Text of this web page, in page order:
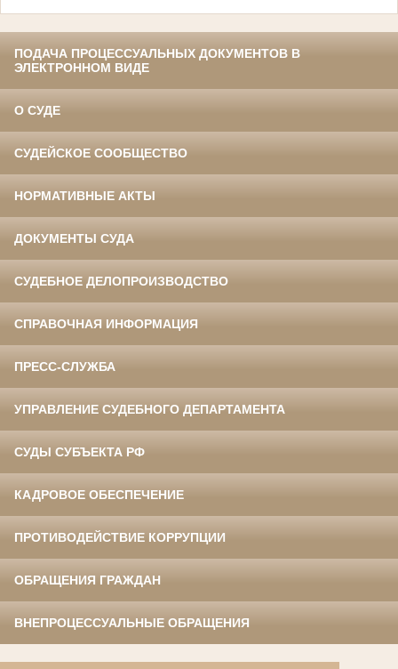
ПОДАЧА ПРОЦЕССУАЛЬНЫХ ДОКУМЕНТОВ В
ЭЛЕКТРОННОМ ВИДЕ
О СУДЕ
СУДЕЙСКОЕ СООБЩЕСТВО
НОРМАТИВНЫЕ АКТЫ
ДОКУМЕНТЫ СУДА
СУДЕБНОЕ ДЕЛОПРОИЗВОДСТВО
СПРАВОЧНАЯ ИНФОРМАЦИЯ
ПРЕСС-СЛУЖБА
УПРАВЛЕНИЕ СУДЕБНОГО ДЕПАРТАМЕНТА
СУДЫ СУБЪЕКТА РФ
КАДРОВОЕ ОБЕСПЕЧЕНИЕ
ПРОТИВОДЕЙСТВИЕ КОРРУПЦИИ
ОБРАЩЕНИЯ ГРАЖДАН
ВНЕПРОЦЕССУАЛЬНЫЕ ОБРАЩЕНИЯ